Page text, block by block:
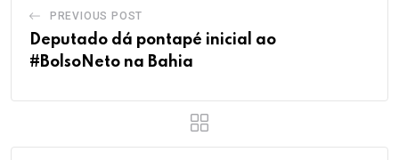
PREVIOUS POST
Deputado dá pontapé inicial ao
#BolsoNeto na Bahia